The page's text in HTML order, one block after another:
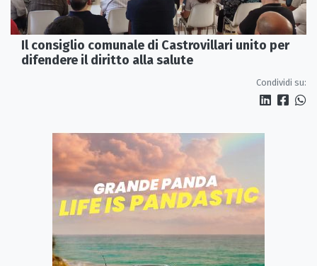
Il consiglio comunale di Castrovillari unito per
difendere il diritto alla salute
Condividi su: